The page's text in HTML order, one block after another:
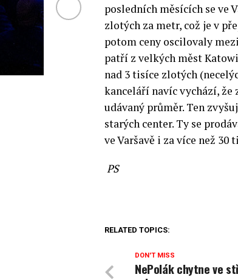
posledních měsících se ve
zlotých za metr, což je v
potom ceny oscilovaly
patří z velkých měst
nad 3 tisíce zlotých
kanceláří navíc vychází, že
udávaný průměr. Ten
starých center. Ty se
ve Varšavě i za více než 30
PS
RELATED TOPICS:
DON'T MISS
NePolák chytne ve